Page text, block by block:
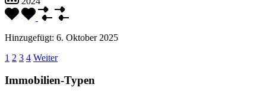
Hinzugefügt: 6. Oktober 2025
1 2 3 4 Weiter
Immobilien-Typen